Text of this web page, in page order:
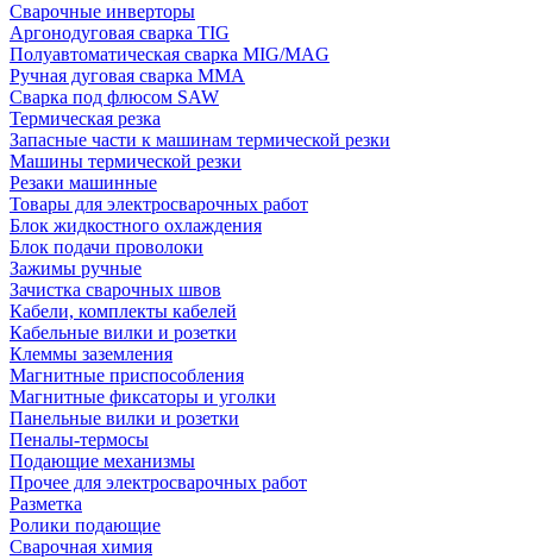
Сварочные инверторы
Аргонодуговая сварка TIG
Полуавтоматическая сварка MIG/MAG
Ручная дуговая сварка MMA
Сварка под флюсом SAW
Термическая резка
Запасные части к машинам термической резки
Машины термической резки
Резаки машинные
Товары для электросварочных работ
Блок жидкостного охлаждения
Блок подачи проволоки
Зажимы ручные
Зачистка сварочных швов
Кабели, комплекты кабелей
Кабельные вилки и розетки
Клеммы заземления
Магнитные приспособления
Магнитные фиксаторы и уголки
Панельные вилки и розетки
Пеналы-термосы
Подающие механизмы
Прочее для электросварочных работ
Разметка
Ролики подающие
Сварочная химия